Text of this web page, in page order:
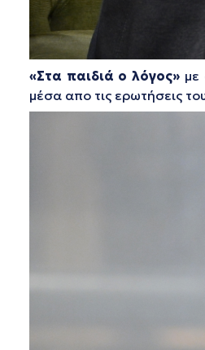
«Στα παιδιά ο λόγος» με
μέσα απο τις ερωτήσεις